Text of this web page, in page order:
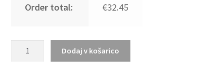
Order total: €32.45
Dodaj v košarico